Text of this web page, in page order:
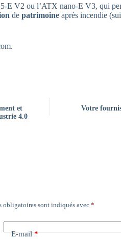
E V2 ou l’ATX nano-E V3, qui
de patrimoine après incendie
et
4.0
Votre
obligatoires sont indiqués avec *
E-mail*